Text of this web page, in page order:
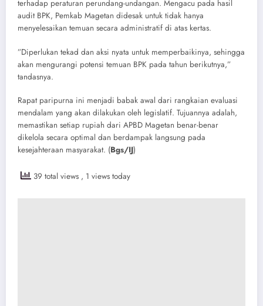
terhadap peraturan perundang-undangan. Mengacu pada hasil
audit BPK, Pemkab Magetan didesak untuk tidak hanya
menyelesaikan temuan secara administratif di atas kertas.
​”Diperlukan tekad dan aksi nyata untuk memperbaikinya, sehingga
akan mengurangi potensi temuan BPK pada tahun berikutnya,”
tandasnya.
​Rapat paripurna ini menjadi babak awal dari rangkaian evaluasi
mendalam yang akan dilakukan oleh legislatif. Tujuannya adalah,
memastikan setiap rupiah dari APBD Magetan benar-benar
dikelola secara optimal dan berdampak langsung pada
kesejahteraan masyarakat. (Bgs/IJ)
39 total views , 1 views today